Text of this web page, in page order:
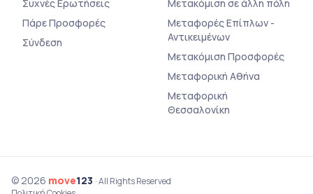
Συχνές Ερωτήσεις
Πάρε Προσφορές
Σύνδεση
Μετακόμιση σε άλλη πόλη
Μεταφορές Επίπλων -
Αντικειμένων
Μετακόμιση Προσφορές
Μεταφορική Αθήνα
Μεταφορική
Θεσσαλονίκη
© 2026 move123 · All Rights Reserved